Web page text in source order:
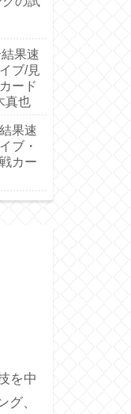
果速
ブ/見
ード
真也
果速
ブ・
カー
を中
、